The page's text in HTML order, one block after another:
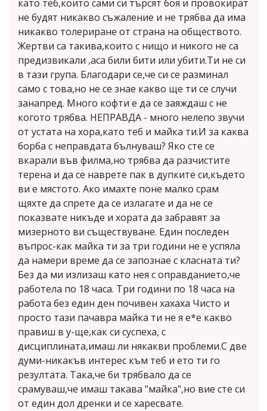
като теб,които сами си търсят боя и провокират
не будят никакво съжаление и не трябва да има
никакво толериране от страна на обществото.
Жертви са такива,които с нищо и никого не са
предизвикали ,аса били бити или убити.Ти не си
в тази група. Благодари се,че си се разминал
само с това,но не се знае какво ще ти се случи
занапред. Много кофти е да се заяждаш с не
когото трябва. НЕПРАВДА - много нелепо звучи
от устата на хора,като теб и майка ти.И за каква
борба с неправдата бълнуваш? Яко сте се
вкарали във филма,но трябва да разчистите
терена и да се наврете пак в дупките си,където
ви е мястото. Ако имахте поне малко срам
щяхте да спрете да се излагате и да не се
показвате никъде и хората да забравят за
мизерното ви съществуване. Един последен
въпрос-как майка ти за три години не е успяла
да намери време да се запознае с класната ти?
Без да ми излизаш като нея с оправданието,че
работела по 18 часа. Три години по 18 часа на
работа без един ден почивен хахаха Чисто и
просто тази пачавра майка ти не я е*е какво
правиш в у-ще,как си суспеха, с
дисциплината,имаш ли някакви проблеми.С две
думи-никакъв интерес към теб и ето ти го
резултата. Така,че би трябвало да се
срамуваш,че имаш такава "майка",но вие сте си
от един дол дренки и се харесвате.